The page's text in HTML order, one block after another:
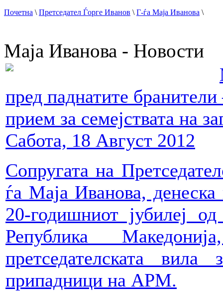
Почетна \ Претседател Ѓорге Иванов \ Г-ѓа Маја Иванова \
Маја Иванова - Новости
пред паднатите
прием за семејствата на
Сабота, 18 Август 2012
Сопругата на
ѓа Маја Иванова,
20-годишниот јубилеј
Република
претседателската вила
припадници на АРМ.